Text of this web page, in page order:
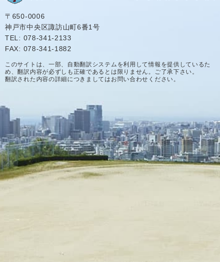
〒650-0006
神戸市中央区諏訪山町6番1号
TEL: 078-341-2133
FAX: 078-341-1882
このサイトは、一部、自動翻訳システムを利用して情報を提供しているた
め、翻訳内容が必ずしも正確であるとは限りません。ご了承下さい。
翻訳された内容の詳細につきましてはお問い合わせください。